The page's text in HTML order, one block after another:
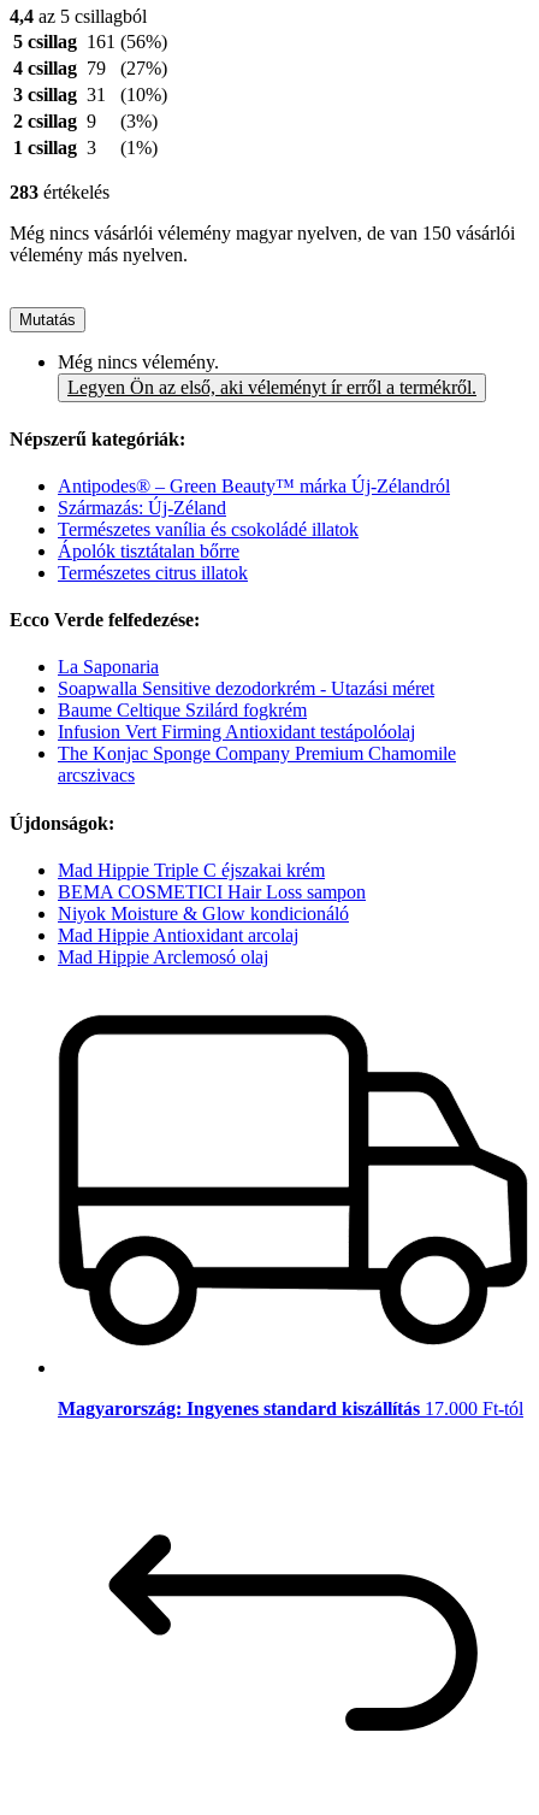
4,4 az 5 csillagból
5 csillag 161 (56%)
4 csillag 79
(27%)
3 csillag 31
(10%)
2 csillag 9
(3%)
1 csillag 3 (1%)
283 értékelés
Még nincs vásárlói vélemény magyar nyelven, de van 150 vásárlói
vélemény más nyelven.
Mutatás
Még nincs vélemény.
Legyen Ön az első, aki véleményt ír erről a termékről.
Népszerű kategóriák:
Antipodes® – Green Beauty™ márka Új-Zélandról
Származás: Új-Zéland
Természetes vanília és csokoládé illatok
Ápolók tisztátalan bőrre
Természetes citrus illatok
Ecco Verde felfedezése:
La Saponaria
Soapwalla Sensitive dezodorkrém - Utazási méret
Baume Celtique Szilárd fogkrém
Infusion Vert Firming Antioxidant testápolóolaj
The Konjac Sponge Company Premium Chamomile
arcszivacs
Újdonságok:
Mad Hippie Triple C éjszakai krém
BEMA COSMETICI Hair Loss sampon
Niyok Moisture & Glow kondicionáló
Mad Hippie Antioxidant arcolaj
Mad Hippie Arclemosó olaj
Magyarország: Ingyenes standard kiszállítás 17.000 Ft-tól